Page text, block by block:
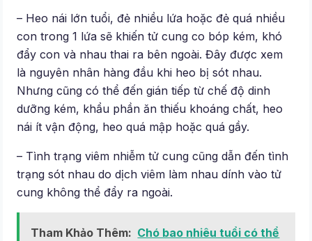
– Heo nái lớn tuổi, đẻ nhiều lứa hoặc đẻ quá nhiều
con trong 1 lứa sẽ khiến tử cung co bóp kém, khó
đẩy con và nhau thai ra bên ngoài. Đây được xem
là nguyên nhân hàng đầu khi heo bị sót nhau.
Nhưng cũng có thể đến gián tiếp từ chế độ dinh
dưỡng kém, khẩu phần ăn thiếu khoáng chất, heo
nái ít vận động, heo quá mập hoặc quá gầy.
– Tình trạng viêm nhiễm tử cung cũng dẫn đến tình
trạng sót nhau do dịch viêm làm nhau dính vào tử
cung không thể đẩy ra ngoài.
Tham Khảo Thêm: Chó bao nhiêu tuổi có thể